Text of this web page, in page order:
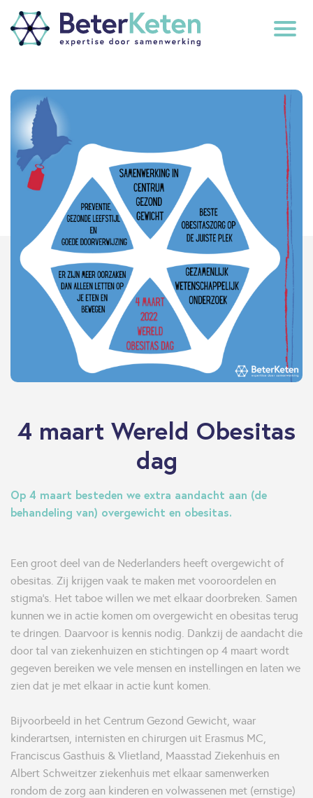
top
subscribe
4 maart Wereld Obesitas
dag
Op 4 maart besteden we extra aandacht aan (de
behandeling van) overgewicht en obesitas.
Een groot deel van de Nederlanders heeft overgewicht of
obesitas. Zij krijgen vaak te maken met vooroordelen en
stigma's. Het taboe willen we met elkaar doorbreken. Samen
kunnen we in actie komen om overgewicht en obesitas terug
te dringen. Daarvoor is kennis nodig. Dankzij de aandacht die
door tal van ziekenhuizen en stichtingen op 4 maart wordt
gegeven bereiken we vele mensen en instellingen en laten we
zien dat je met elkaar in actie kunt komen.
Bijvoorbeeld in het Centrum Gezond Gewicht, waar
kinderartsen, internisten en chirurgen uit Erasmus MC,
Franciscus Gasthuis & Vlietland, Maasstad Ziekenhuis en
Albert Schweitzer ziekenhuis met elkaar samenwerken
rondom de zorg aan kinderen en volwassenen met (ernstige)